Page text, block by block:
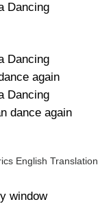
Dancing
Dancing
again
Dancing
dance again
English Translation
window